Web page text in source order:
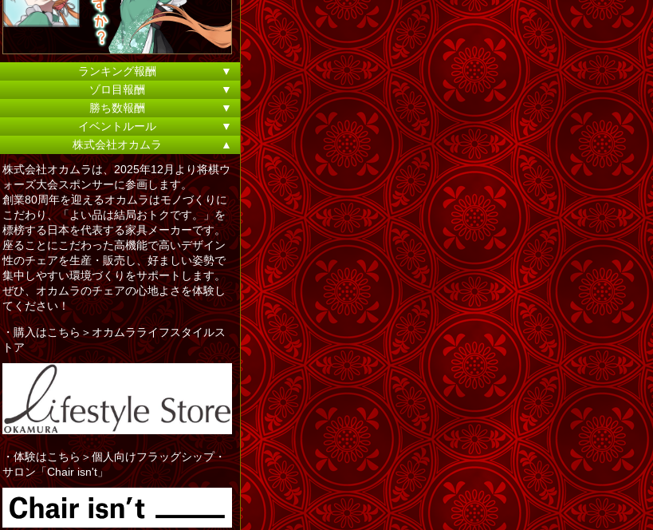
ランキング報酬
▼
ゾロ目報酬
▼
勝ち数報酬
▼
イベントルール
▼
株式会社オカムラ
▲
株式会社オカムラは、2025年12月より将棋ウ
ォーズ大会スポンサーに参画します。
創業80周年を迎えるオカムラはモノづくりに
こだわり、「よい品は結局おトクです。」を
標榜する日本を代表する家具メーカーです。
座ることにこだわった高機能で高いデザイン
性のチェアを生産・販売し、好ましい姿勢で
集中しやすい環境づくりをサポートします。
ぜひ、オカムラのチェアの心地よさを体験し
てください！
・購入はこちら＞オカムラライフスタイルス
トア
・体験はこちら＞個人向けフラッグシップ・
サロン「Chair isn't」